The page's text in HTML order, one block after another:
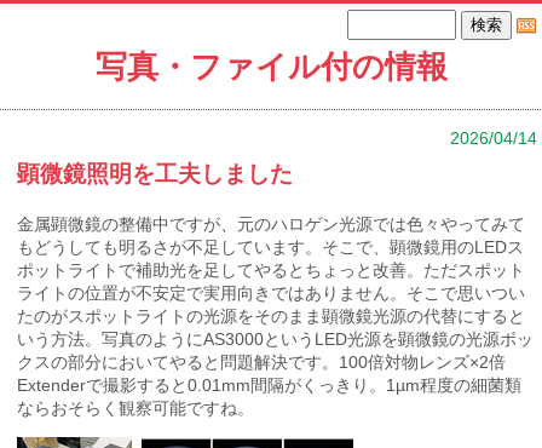
写真・ファイル付の情報
2026/04/14
顕微鏡照明を工夫しました
金属顕微鏡の整備中ですが、元のハロゲン光源では色々やってみて
もどうしても明るさが不足しています。そこで、顕微鏡用のLEDス
ポットライトで補助光を足してやるとちょっと改善。ただスポット
ライトの位置が不安定で実用向きではありません。そこで思いつい
たのがスポットライトの光源をそのまま顕微鏡光源の代替にすると
いう方法。写真のようにAS3000というLED光源を顕微鏡の光源ボッ
クスの部分においてやると問題解決です。100倍対物レンズ×2倍
Extenderで撮影すると0.01mm間隔がくっきり。1µm程度の細菌類
ならおそらく観察可能ですね。